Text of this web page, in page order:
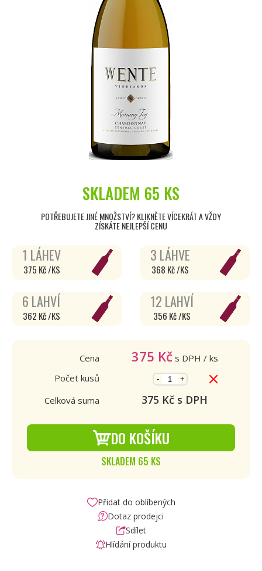
SKLADEM 65 KS
POTŘEBUJETE JINÉ MNOŽSTVÍ? KLIKNĚTE VÍCEKRÁT A VŽDY
ZÍSKÁTE NEJLEPŠÍ CENU
1 LÁHEV
375 Kč /KS
3 LÁHVE
368 Kč /KS
6 LAHVÍ
362 Kč /KS
12 LAHVÍ
356 Kč /KS
Cena 375 Kč s DPH / ks
Počet kusů
- +
Celková suma 375 Kč s DPH
DO KOŠÍKU
SKLADEM 65 KS
Přidat do oblíbených
Dotaz prodejci
Sdílet
Hlídání produktu